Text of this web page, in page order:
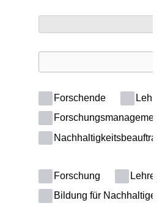
Forschende
Forschungsmanagement
Forschung
Lehre
Bildung für Nachhaltige